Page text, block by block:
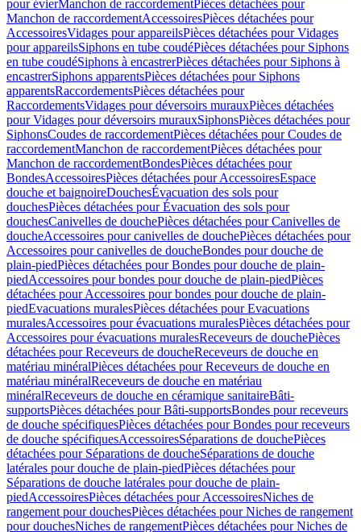
pour évierManchon de raccordementPièces détachées pour
Manchon de raccordementAccessoiresPièces détachées pour
AccessoiresVidages pour appareilsPièces détachées pour Vidages
pour appareilsSiphons en tube coudéPièces détachées pour Siphons
en tube coudéSiphons à encastrerPièces détachées pour Siphons à
encastrerSiphons apparentsPièces détachées pour Siphons
apparentsRaccordementsPièces détachées pour
RaccordementsVidages pour déversoirs murauxPièces détachées
pour Vidages pour déversoirs murauxSiphonsPièces détachées pour
SiphonsCoudes de raccordementPièces détachées pour Coudes de
raccordementManchon de raccordementPièces détachées pour
Manchon de raccordementBondesPièces détachées pour
BondesAccessoiresPièces détachées pour AccessoiresEspace
douche et baignoireDouchesÉvacuation des sols pour
douchesPièces détachées pour Évacuation des sols pour
douchesCanivelles de douchePièces détachées pour Canivelles de
doucheAccessoires pour canivelles de douchePièces détachées pour
Accessoires pour canivelles de doucheBondes pour douche de
plain-piedPièces détachées pour Bondes pour douche de plain-
piedAccessoires pour bondes pour douche de plain-piedPièces
détachées pour Accessoires pour bondes pour douche de plain-
piedEvacuations muralesPièces détachées pour Evacuations
muralesAccessoires pour évacuations muralesPièces détachées pour
Accessoires pour évacuations muralesReceveurs de douchePièces
détachées pour Receveurs de doucheReceveurs de douche en
matériau minéralPièces détachées pour Receveurs de douche en
matériau minéralReceveurs de douche en matériau
minéralReceveurs de douche en céramique sanitaireBâti-
supportsPièces détachées pour Bâti-supportsBondes pour receveurs
de douche spécifiquesPièces détachées pour Bondes pour receveurs
de douche spécifiquesAccessoiresSéparations de douchePièces
détachées pour Séparations de doucheSéparations de douche
latérales pour douche de plain-piedPièces détachées pour
Séparations de douche latérales pour douche de plain-
piedAccessoiresPièces détachées pour AccessoiresNiches de
rangement pour douchesPièces détachées pour Niches de rangement
pour douchesNiches de rangementPièces détachées pour Niches de